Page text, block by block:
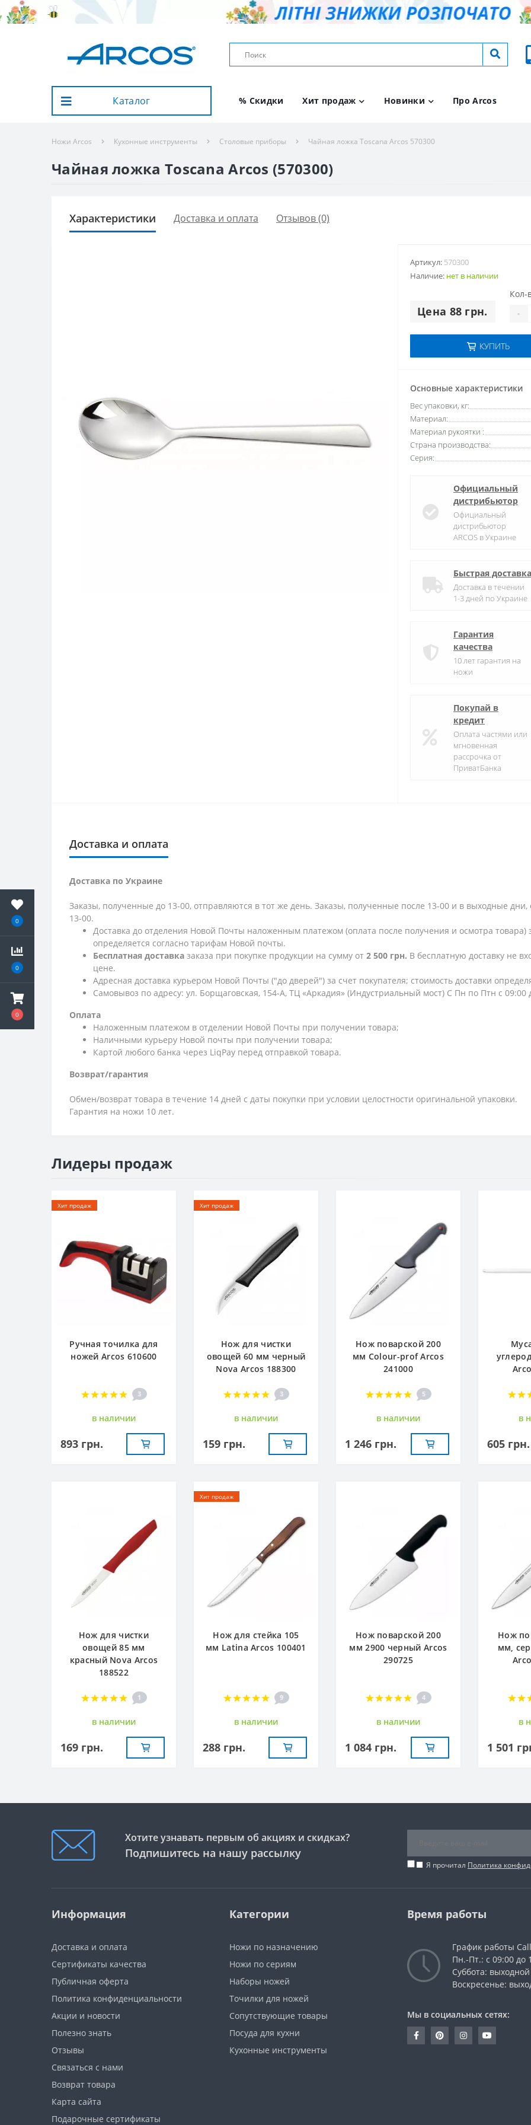
0
0
0
Каталог % Скидки Хит продаж Новинки Про Arcos
Ножи Arcos Кухонные инструменты Столовые приборы Чайная ложка Toscana Arcos 570300
Чайная ложка Toscana Arcos (570300)
Характеристики Доставка и оплата Отзывов (0)
Артикул: 570300
Наличие: нет в наличии
Цена 88 грн.
Кол-
-
КУПИТЬ
Основные характеристики
Вес упаковки, кг:
Материал:
Материал рукоятки :
Страна производства:
Серия:
Официальный
дистрибьютор
Официальный
дистрибьютор
ARCOS в Украине
Быстрая доставка
Доставка в течении
1-3 дней по Украине
Гарантия
качества
10 лет гарантия на
ножи
Покупай в
кредит
Оплата частями или
мгновенная
рассрочка от
ПриватБанка
Доставка и оплата
Доставка по Украине
Заказы, полученные до 13-00, отправляются в тот же день. Заказы, полученные после 13-00 и в выходные
13-00.
Доставка до отделения Новой Почты наложенным платежом (оплата после получения и осмотра товара)
определяется согласно тарифам Новой почты.
Бесплатная доставка заказа при покупке продукции на сумму от 2 500 грн. В бесплатную доставку не
цене.
Адресная доставка курьером Новой Почты ("до дверей") за счет покупателя; стоимость доставки
Самовывоз по адресу: ул. Борщаговская, 154-А, ТЦ «Аркадия» (Индустриальный мост) С Пн по Птн с
Оплата
Наложенным платежом в отделении Новой Почты при получении товара;
Наличными курьеру Новой почты при получении товара;
Картой любого банка через LiqPay перед отправкой товара.
Возврат/гарантия
Обмен/возврат товара в течение 14 дней с даты покупки при условии целостности оригинальной упаковки.
Гарантия на ножи 10 лет.
Лидеры продаж
Хит продаж
Ручная точилка для
ножей Arcos 610600
3
в наличии
893 грн.
Хит продаж
Нож для чистки
овощей 60 мм черный
Nova Arcos 188300
3
в наличии
159 грн.
Нож поварской 200
мм Сolour-prof Arcos
241000
5
в наличии
1 246 грн.
в
605 грн.
Нож для чистки
овощей 85 мм
красный Nova Arcos
188522
1
в наличии
169 грн.
Хит продаж
Нож для стейка 105
мм Latina Arcos 100401
9
в наличии
288 грн.
Нож поварской 200
мм 2900 черный Arcos
290725
4
в наличии
1 084 грн.
Нож
мм,
в
1 501
Хотите узнавать первым об акциях и скидках?
Подпишитесь на нашу рассылку
Я прочитал Политика
Информация
Доставка и оплата
Сертификаты качества
Публичная оферта
Политика конфиденциальности
Акции и новости
Полезно знать
Отзывы
Связаться с нами
Возврат товара
Карта сайта
Подарочные сертификаты
Категории
Ножи по назначению
Ножи по сериям
Наборы ножей
Точилки для ножей
Сопутствующие товары
Посуда для кухни
Кухонные инструменты
Время работы
График работы
Пн.-Пт.: с 09:00 до
Суббота: выходной
Воскресенье:
Мы в социальных сетях: